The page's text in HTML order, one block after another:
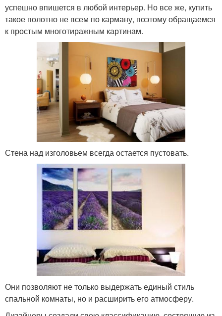
успешно впишется в любой интерьер. Но все же, купить
такое полотно не всем по карману, поэтому обращаемся
к простым многотиражным картинам.
Стена над изголовьем всегда остается пустовать.
Они позволяют не только выдержать единый стиль
спальной комнаты, но и расширить его атмосферу.